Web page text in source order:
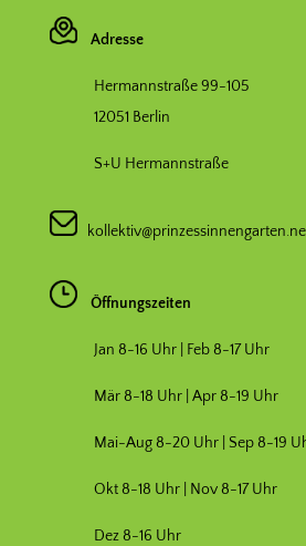
Adresse
Hermannstraße 99-105
12051 Berlin
S+U Hermannstraße
Öffnungszeiten
Jan 8-16 Uhr | Feb 8-17 Uhr
Mär 8-18 Uhr | Apr 8-19 Uhr
Mai-Aug 8-20 Uhr | Sep 8-19
Okt 8-18 Uhr | Nov 8-17 Uhr
Dez 8-16 Uhr